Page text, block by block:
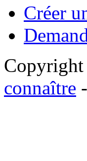
Créer
connaître -